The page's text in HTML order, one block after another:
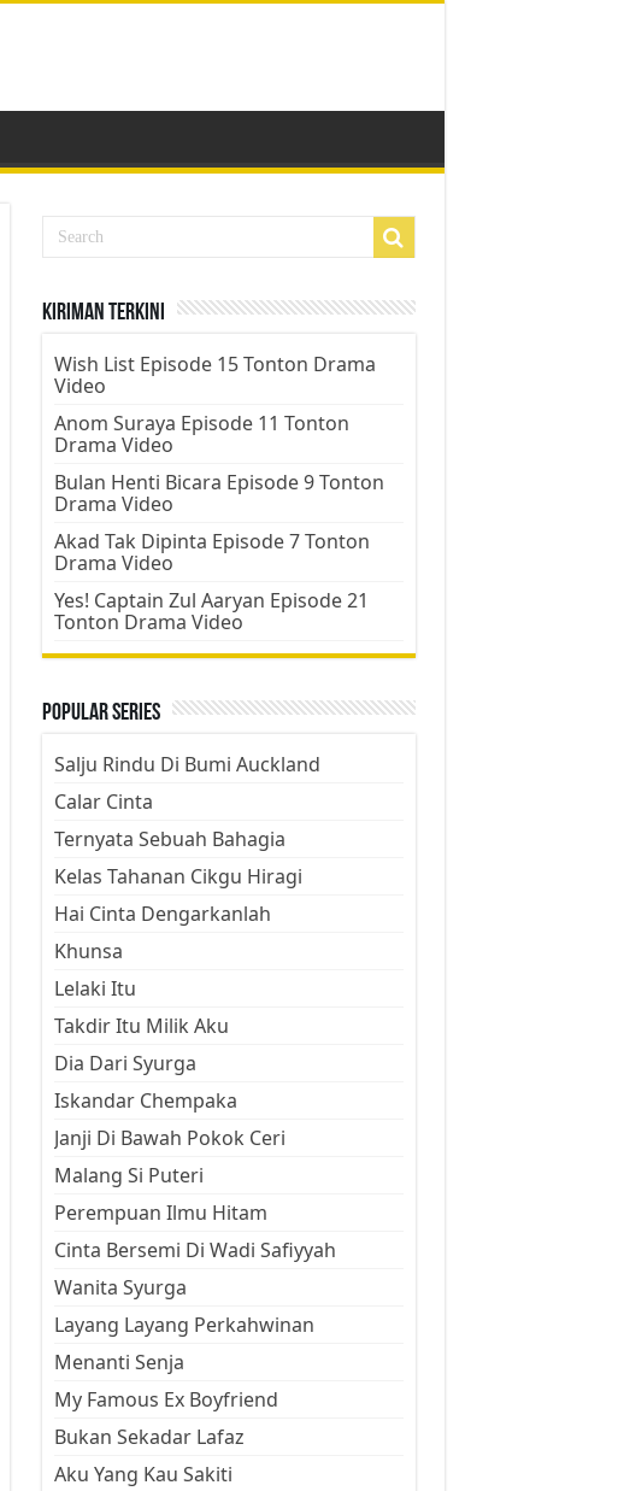
Kiriman Terkini
Wish List Episode 15 Tonton Drama
Video
Anom Suraya Episode 11 Tonton
Drama Video
Bulan Henti Bicara Episode 9 Tonton
Drama Video
Akad Tak Dipinta Episode 7 Tonton
Drama Video
Yes! Captain Zul Aaryan Episode 21
Tonton Drama Video
Popular Series
Salju Rindu Di Bumi Auckland
Calar Cinta
Ternyata Sebuah Bahagia
Kelas Tahanan Cikgu Hiragi
Hai Cinta Dengarkanlah
Khunsa
Lelaki Itu
Takdir Itu Milik Aku
Dia Dari Syurga
Iskandar Chempaka
Janji Di Bawah Pokok Ceri
Malang Si Puteri
Perempuan Ilmu Hitam
Cinta Bersemi Di Wadi Safiyyah
Wanita Syurga
Layang Layang Perkahwinan
Menanti Senja
My Famous Ex Boyfriend
Bukan Sekadar Lafaz
Aku Yang Kau Sakiti